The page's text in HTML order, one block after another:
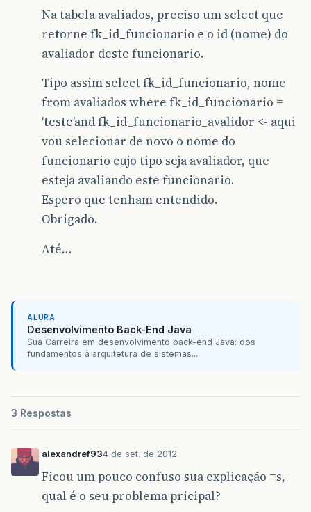
Na tabela avaliados, preciso um select que
retorne fk_id_funcionario e o id (nome) do
avaliador deste funcionario.
Tipo assim select fk_id_funcionario, nome
from avaliados where fk_id_funcionario =
'teste’and fk_id_funcionario_avalidor <- aqui
vou selecionar de novo o nome do
funcionario cujo tipo seja avaliador, que
esteja avaliando este funcionario.
Espero que tenham entendido.
Obrigado.
Até…
ALURA
Desenvolvimento Back-End Java
Sua Carreira em desenvolvimento back-end Java: dos
fundamentos à arquitetura de sistemas...
3 Respostas
alexandref934 de set. de 2012
Ficou um pouco confuso sua explicação =s,
qual é o seu problema pricipal?